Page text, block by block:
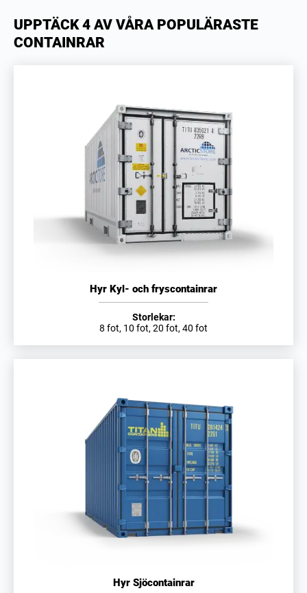
UPPTÄCK 4 AV VÅRA POPULÄRASTE
CONTAINRAR
Hyr Kyl- och fryscontainrar
Storlekar:
8 fot, 10 fot, 20 fot, 40 fot
Hyr Sjöcontainrar